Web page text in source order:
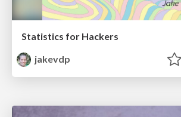
Statistics for Hackers
jakevdp